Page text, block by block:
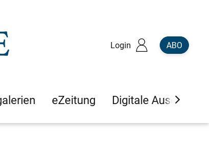
Login ABO
eZeitung Digitale Ausgaben